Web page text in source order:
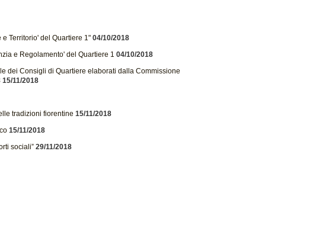
Territorio' del Quartiere 1" 04/10/2018
e Regolamento' del Quartiere 1 04/10/2018
dei Consigli di Quartiere elaborati dalla Commissione
15/11/2018
tradizioni fiorentine 15/11/2018
15/11/2018
sociali” 29/11/2018